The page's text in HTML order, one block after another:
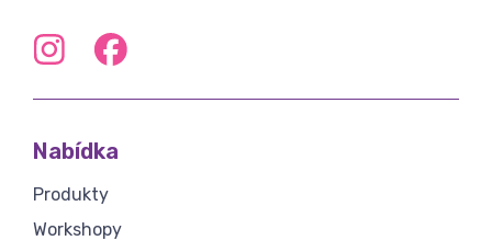
Nabídka
Produkty
Workshopy